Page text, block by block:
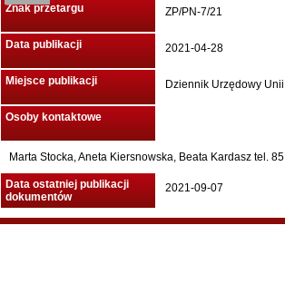
Znak przetargu ZP/PN-7/21
Data publikacji 2021-04-28
Miejsce publikacji Dziennik Urzędowy
Osoby kontaktowe
Marta Stocka, Aneta Kiersnowska, Beata Kardasz tel.
Data ostatniej publikacji
dokumentów
2021-09-07